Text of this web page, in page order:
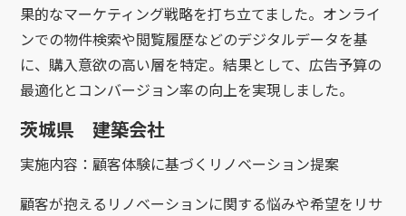
果的なマーケティング戦略を打ち立てました。オンライ
ンでの物件検索や閲覧履歴などのデジタルデータを基
に、購入意欲の高い層を特定。結果として、広告予算の
最適化とコンバージョン率の向上を実現しました。
茨城県 建築会社
実施内容：顧客体験に基づくリノベーション提案
顧客が抱えるリノベーションに関する悩みや希望をリサ